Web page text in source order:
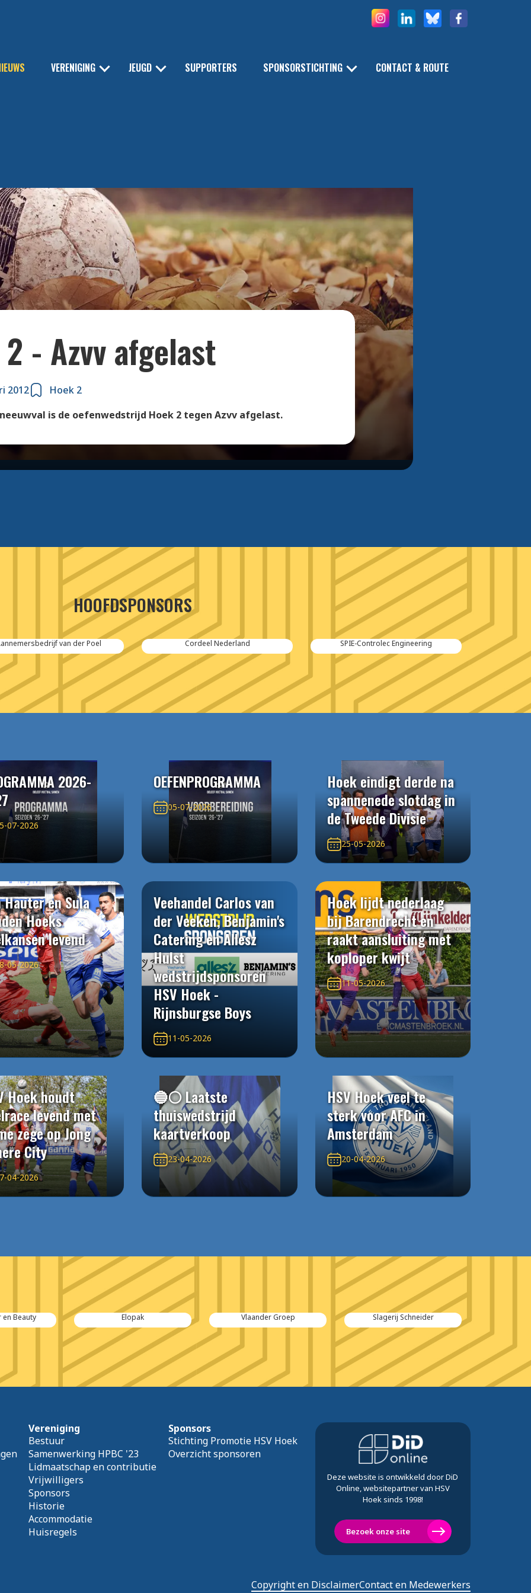
VERENIGING JEUGD SUPPORTERS SPONSORSTICHTING CONTACT & ROUTE
Bekijk alle foto's
- Azvv afgelast
2012
Hoek 2
is de oefenwedstrijd Hoek 2 tegen Azvv afgelast.
HOOFDSPONSORS
Cordeel Nederland SPIE-Controlec Engineering Kraker Trailers
2026-
07-2026
OEFENPROGRAMMA
05-07-2026
Hoek eindigt derde na
spannenede slotdag in
de Tweede Divisie
25-05-2026
Hauter en Sula
Hoeks
levend
05-2026
Veehandel Carlos van
der Veeken, Benjamin's
Catering en Allesz
Hulst
wedstrijdsponsoren
HSV Hoek -
Rijnsburgse Boys
11-05-2026
Hoek lijdt nederlaag
bij Barendrecht en
raakt aansluiting met
koploper kwijt
11-05-2026
Hoek houdt
levend met
zege op Jong
City
04-2026
🔵⚪️ Laatste
thuiswedstrijd
kaartverkoop
23-04-2026
HSV Hoek veel te
sterk voor AFC in
Amsterdam
20-04-2026
Elopak Vlaander Groep Slagerij Schneider Dieleman TegelTechniek
Vereniging
Bestuur
Samenwerking HPBC '23
Lidmaatschap en contributie
Vrijwilligers
Sponsors
Historie
Accommodatie
Huisregels
Sponsors
Stichting Promotie HSV Hoek
Overzicht sponsoren
Deze website is ontwikkeld door DiD
Online, websitepartner van HSV
Hoek sinds 1998!
Bezoek onze site
Copyright en DisclaimerContact en Medewerkers